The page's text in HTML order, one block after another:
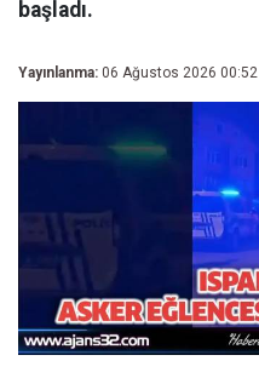
başladı.
Yayınlanma: 06 Ağustos 2026 00:52